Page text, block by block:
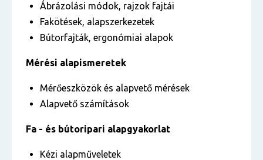
Ábrázolási módok, rajzok fajtái
Fakötések, alapszerkezetek
Bútorfajták, ergonómiai alapok
Mérési alapismeretek
Mérőeszközök és alapvető mérések
Alapvető számítások
Fa - és bútoripari alapgyakorlat
Kézi alapműveletek